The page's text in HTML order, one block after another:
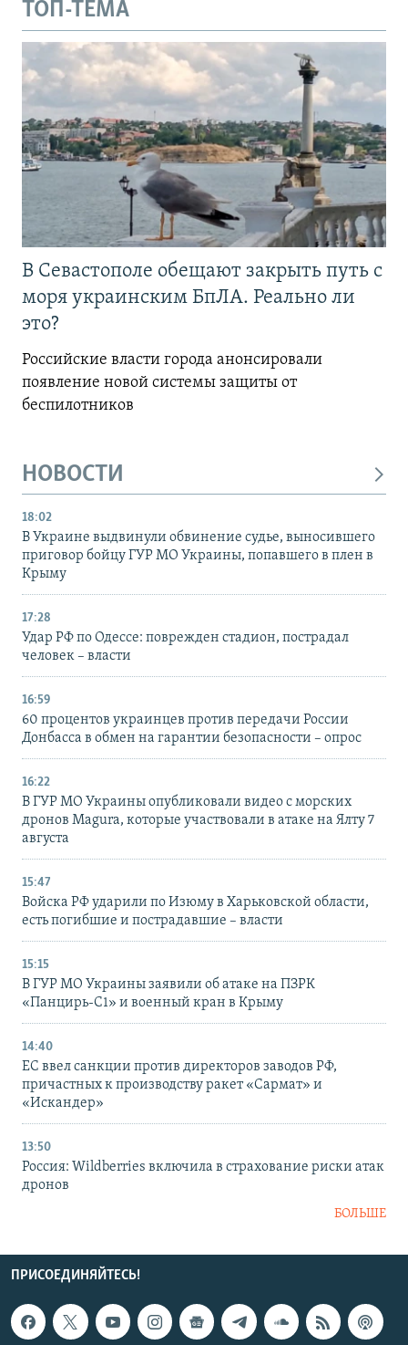
ТОП-ТЕМА
В Севастополе обещают закрыть путь с
моря украинским БпЛА. Реально ли
это?
Российские власти города анонсировали
появление новой системы защиты от
беспилотников
НОВОСТИ
18:02
В Украине выдвинули обвинение судье, выносившего
приговор бойцу ГУР МО Украины, попавшего в плен в
Крыму
17:28
Удар РФ по Одессе: поврежден стадион, пострадал
человек – власти
16:59
60 процентов украинцев против передачи России
Донбасса в обмен на гарантии безопасности – опрос
16:22
В ГУР МО Украины опубликовали видео с морских
дронов Magura, которые участвовали в атаке на Ялту 7
августа
15:47
Войска РФ ударили по Изюму в Харьковской области,
есть погибшие и пострадавшие – власти
15:15
В ГУР МО Украины заявили об атаке на ПЗРК
«Панцирь-С1» и военный кран в Крыму
14:40
ЕС ввел санкции против директоров заводов РФ,
причастных к производству ракет «Сармат» и
«Искандер»
13:50
Россия: Wildberries включила в страхование риски атак
дронов
БОЛЬШЕ
ПРИСОЕДИНЯЙТЕСЬ!